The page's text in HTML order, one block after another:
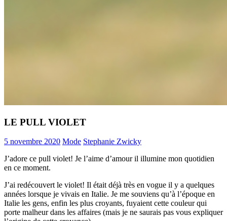
LE PULL VIOLET
5 novembre 2020 Mode Stephanie Zwicky
J’adore ce pull violet! Je l’aime d’amour il illumine mon quotidien
en ce moment.
J’ai redécouvert le violet! Il était déjà très en vogue il y a quelques
années lorsque je vivais en Italie. Je me souviens qu’à l’époque en
Italie les gens, enfin les plus croyants, fuyaient cette couleur qui
porte malheur dans les affaires (mais je ne saurais pas vous expliquer